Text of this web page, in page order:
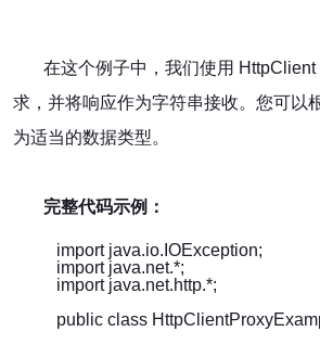
在这个例子中，我们使用 HttpClient
求，并将响应作为字符串接收。您可以
为适当的数据类型。
完整代码示例：
import java.io.IOException;
import java.net.*;
import java.net.http.*;
public class